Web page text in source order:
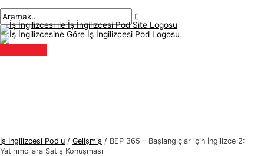
atla
menü
İş İngilizcesi Pod'u / Gelişmiş / BEP 365 – Başlangıçlar için İngilizce 2:
Yatırımcılara Satış Konuşması
gönderisi
yaz..
posta*
İ
ş
İ
n
c
A
r
a
m